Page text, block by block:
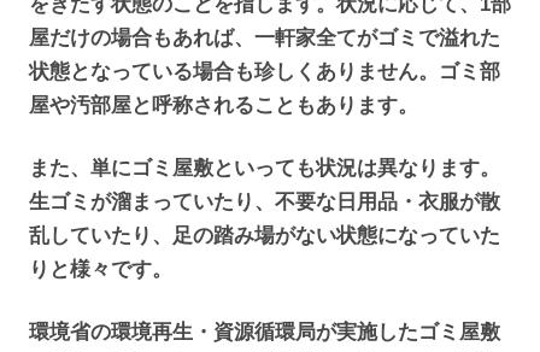
屋だけの場合もあれば、一軒家全てがゴミで溢れた
状態となっている場合も珍しくありません。ゴミ部
屋や汚部屋と呼称されることもあります。
また、単にゴミ屋敷といっても状況は異なります。
生ゴミが溜まっていたり、不要な日用品・衣服が散
乱していたり、足の踏み場がない状態になっていた
りと様々です。
環境省の環境再生・資源循環局が実施したゴミ屋敷